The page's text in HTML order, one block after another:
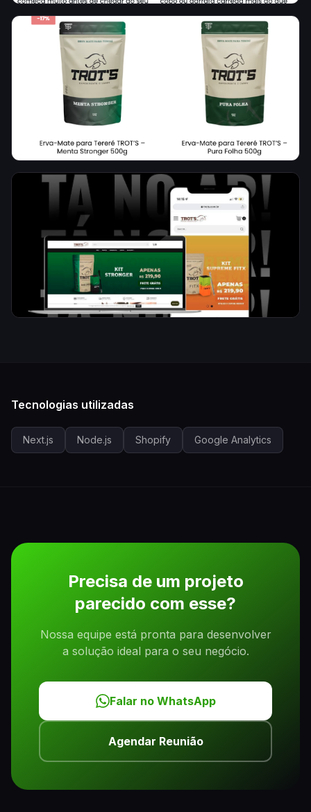
Tecnologias utilizadas
Next.js Node.js Shopify Google Analytics
Precisa de um projeto
parecido com esse?
Nossa equipe está pronta para desenvolver
a solução ideal para o seu negócio.
Falar no WhatsApp
Agendar Reunião